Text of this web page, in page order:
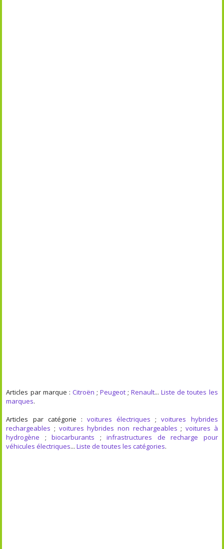
Articles par marque : Citroën ; Peugeot ;Renault...Liste de toutes les
marques.
Articles par catégorie : voitures électriques ;voitures hybrides
rechargeables ; voitures hybrides non rechargeables ; voitures à
hydrogène ;biocarburants ;infrastructures de recharge pour
véhicules électriques...Liste de toutes les catégories.